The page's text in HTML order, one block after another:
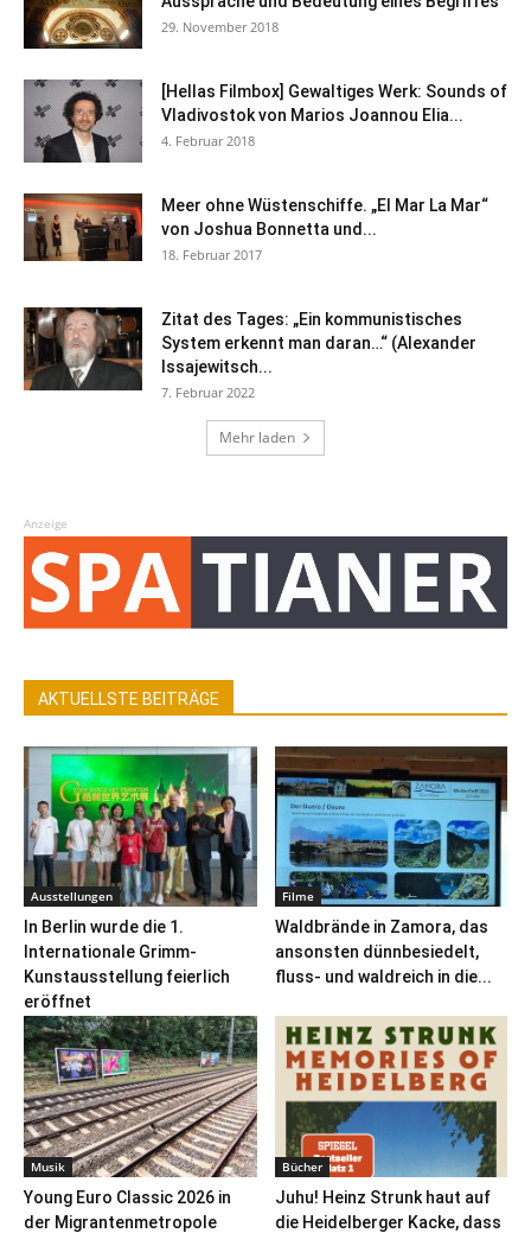
29. November 2018
[Hellas Filmbox] Gewaltiges Werk: Sounds of
Vladivostok von Marios Joannou Elia...
4. Februar 2018
Meer ohne Wüstenschiffe. „El Mar La Mar“
von Joshua Bonnetta und...
18. Februar 2017
Zitat des Tages: „Ein kommunistisches
System erkennt man daran…“ (Alexander
Issajewitsch...
7. Februar 2022
Mehr laden
Anzeige
AKTUELLSTE BEITRÄGE
Ausstellungen
In Berlin wurde die 1.
Internationale Grimm-
Kunstausstellung feierlich
eröffnet
Filme
Waldbrände in Zamora, das
ansonsten dünnbesiedelt,
fluss- und waldreich in die...
Musik
Young Euro Classic 2026 in
der Migrantenmetropole
Bücher
Juhu! Heinz Strunk haut auf
die Heidelberger Kacke, dass